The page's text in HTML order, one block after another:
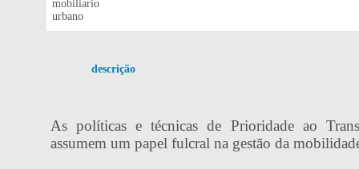
descrição
As políticas e técnicas de Prioridade ao
assumem um papel fulcral na gestão da